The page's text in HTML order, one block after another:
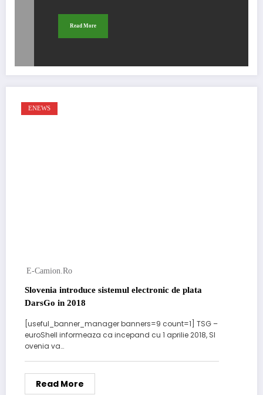
Read More
ENEWS
E-Camion.ro
Slovenia introduce sistemul electronic de plata
DarsGo in 2018
[useful_banner_manager banners=9 count=1] TSG –
euroShell informeaza ca incepand cu 1 aprilie 2018, Sl
ovenia va…
Read More